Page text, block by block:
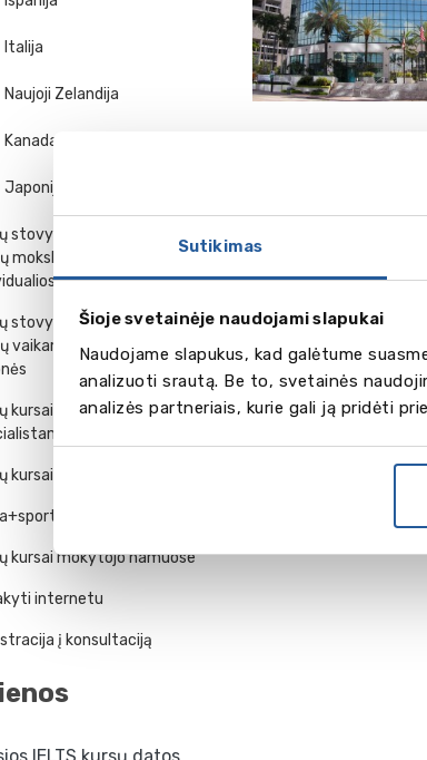
Sutikimas
Šioje svetainėje naudojami slapukai
Naudojame slapukus, kad galėtume
analizuoti srautą. Be to, svetainės
analizės partneriais, kurie gali ją pridėti
Italija
Naujoji Zelandija
Kanada
Japonija
stovyklos ir kursai 7-18
moksleiviams -
kelionės
stovyklos, kursai 7-18
vaikams - grupinės
kursai vadovams ir
kursai – programos šeimai
kursai mokytojo namuose
internetu
į konsultaciją